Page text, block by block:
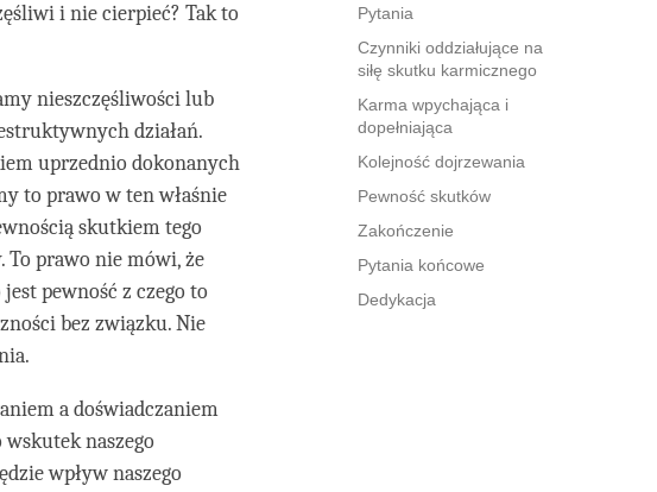
Pytania
Czynniki oddziałujące na
siłę skutku karmicznego
Karma wpychająca i
dopełniająca
Kolejność dojrzewania
Pewność skutków
Zakończenie
Pytania końcowe
Dedykacja
i nie cierpieć? Tak to
nieszczęśliwości lub
działań.
uprzednio dokonanych
to prawo w ten właśnie
skutkiem tego
To prawo nie mówi, że
pewność z czego to
bez związku. Nie
a doświadczaniem
naszego
wpływ naszego